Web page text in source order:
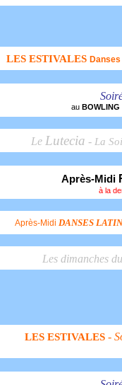
LES ESTIVALES
au BOWLING
Le Lutecia - La
Après-Midi
à la
Après-Midi DANSES
Les dimanches
LES ESTIVALES -